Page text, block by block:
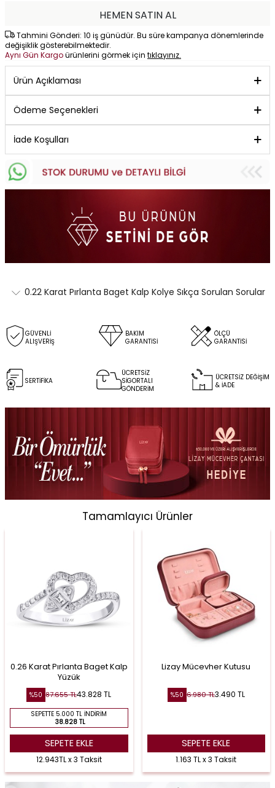
HEMEN SATIN AL
Tahmini Gönderi: 10 iş günüdür. Bu süre kampanya dönemlerinde
değişiklik gösterebilmektedir.
Aynı Gün Kargoürünlerini görmek için tıklayınız.
Ürün Açıklaması
Ödeme Seçenekleri
İade Koşulları
0.22 Karat Pırlanta Baget Kalp Kolye Sıkça Sorulan Sorular
GÜVENLİ
ALIŞVERİŞ
BAKIM
GARANTİSİ
ÖLÇÜ
GARANTİSİ
SERTİFİKA
ÜCRETSİZ
SİGORTALI
GÖNDERİM
ÜCRETSİZ DEĞİŞİM
& İADE
Tamamlayıcı Ürünler
0.26 Karat Pırlanta Baget Kalp
Yüzük
%50 87.655TL43.828 TL
SEPETTE 5.000 TL İNDIRIM
38.828 TL
SEPETE EKLE
12.943TL x 3 Taksit
Lizay Mücevher Kutusu
%50 6.980TL3.490 TL
SEPETE EKLE
1.163 TL x 3 Taksit